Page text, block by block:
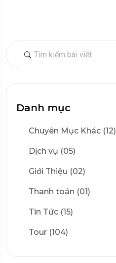
Danh mục
Chuyên Mục Khác (12)
Dịch vụ (05)
Giới Thiệu (02)
Thanh toán (01)
Tin Tức (15)
Tour (104)